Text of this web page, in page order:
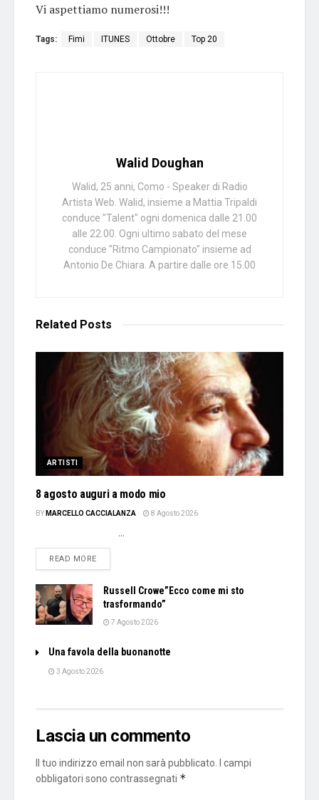
Vi aspettiamo numerosi!!!
Tags: Fimi ITUNES Ottobre Top 20
Walid Doughan
Walid, 25 anni, Como - Speaker di Radio
Artista Web. Walid, insieme a Mattia Tripaldi
conduce "Talent" ogni domenica dalle 21.00
alle 22.00. Ogni ultimo sabato del mese
conduce "Ritmo Campionato" insieme ad
Antonio De Chiara. A partire dalle ore 15.00
Related Posts
ARTISTI
8 agosto auguri a modo mio
BY MARCELLO CACCIALANZA 8 Agosto 2026
...
READ MOREDETAILS
Russell Crowe”Ecco come mi sto
trasformando”
7 Agosto 2026
Una favola della buonanotte
3 Agosto 2026
Lascia un commento
Il tuo indirizzo email non sarà pubblicato.
I campi
obbligatori sono contrassegnati *